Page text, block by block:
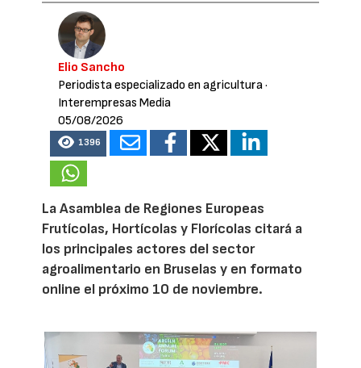
Elio Sancho
Periodista especializado en agricultura·
Interempresas Media
05/08/2026
1396
La Asamblea de Regiones Europeas
Frutícolas, Hortícolas y Florícolas citará a
los principales actores del sector
agroalimentario en Bruselas y en formato
online el próximo 10 de noviembre.